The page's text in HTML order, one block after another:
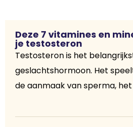
Deze 7 vitamines en
je testosteron
Testosteron is het
geslachtshormoon. Het
de aanmaak van sperma, het